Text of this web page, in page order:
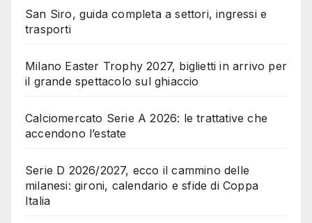
San Siro, guida completa a settori, ingressi e
trasporti
Milano Easter Trophy 2027, biglietti in arrivo per
il grande spettacolo sul ghiaccio
Calciomercato Serie A 2026: le trattative che
accendono l’estate
Serie D 2026/2027, ecco il cammino delle
milanesi: gironi, calendario e sfide di Coppa
Italia